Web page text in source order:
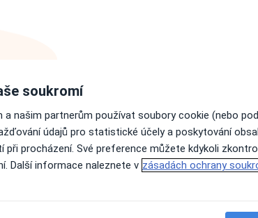
Dnes
Online rezervace termínu není k
Rezervovat termín
soukromí
a našim partnerům používat soubory cookie (nebo
údajů pro statistické účely a poskytování
při procházení. Své preference můžete kdykoli
Další informace naleznete v zásadách ochrany